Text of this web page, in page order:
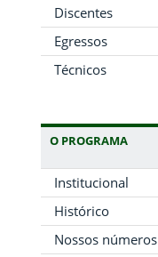
Discentes
Egressos
Técnicos
O PROGRAMA
Institucional
Histórico
Nossos números